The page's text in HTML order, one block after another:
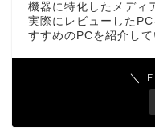
機器に特化したメディ
実際にレビューした
すすめのPCを紹介して
＼